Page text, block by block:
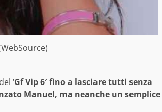
‘Gf Vip 6′ fino a lasciare tutti senza
Manuel, ma neanche un semplice